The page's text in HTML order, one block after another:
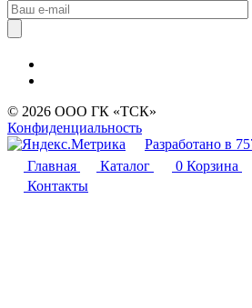
© 2026 ООО ГК «ТСК»
Конфиденциальность
Разработано в
Главная
Каталог 0 Корзина
Контакты